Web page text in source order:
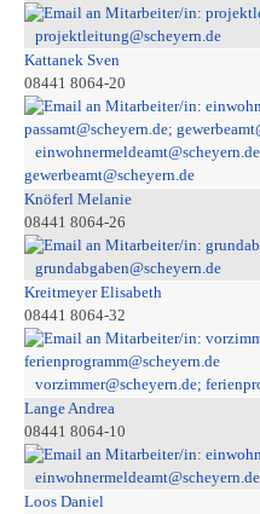
projektleitung@scheyern.de
Kattanek Sven
08441 8064-20
gewerbeamt@scheyern.de
Knöferl Melanie
08441 8064-26
grundabgaben@scheyern.de
Kreitmeyer Elisabeth
08441 8064-32
vorzimmer@scheyern.de;
Lange Andrea
08441 8064-10
einwohnermeldeamt@scheyern.de
Loos Daniel